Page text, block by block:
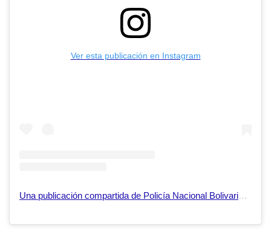
Ver esta publicación en Instagram
Una publicación compartida de Policía Nacional Bolivariana | DAET (@pnbdaet)